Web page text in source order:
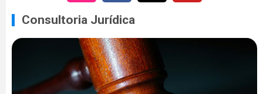
Consultoria Jurídica